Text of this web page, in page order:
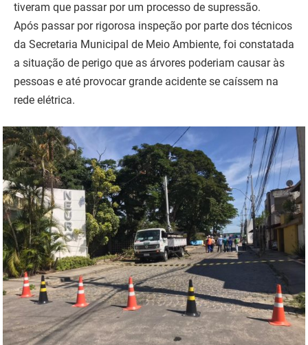
tiveram que passar por um processo de supressão.
Após passar por rigorosa inspeção por parte dos técnicos
da Secretaria Municipal de Meio Ambiente, foi constatada
a situação de perigo que as árvores poderiam causar às
pessoas e até provocar grande acidente se caíssem na
rede elétrica.